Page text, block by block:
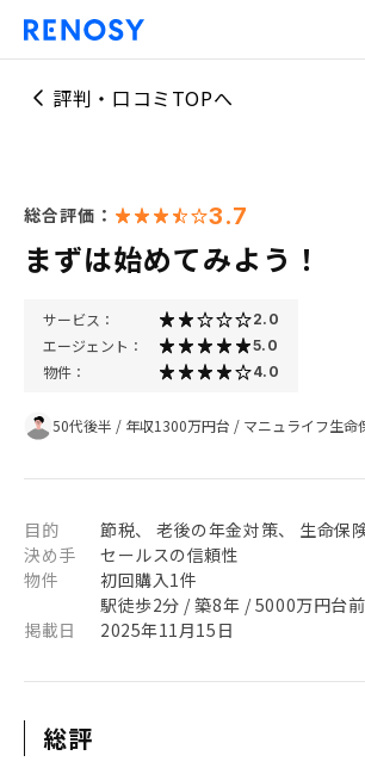
評判・口コミTOPへ
総合評価： 3.7
まずは始めてみよう！
サービス： 2.0
エージェント： 5.0
物件： 4.0
50代後半 / 年収1300万円台 / マニュライフ生命
目的
節税、 老後の年金対策、 生命保
決め手
セールスの信頼性
物件
初回購入1件
駅徒歩2分 / 築8年 / 5000万円台
掲載日
2025年11月15日
総評